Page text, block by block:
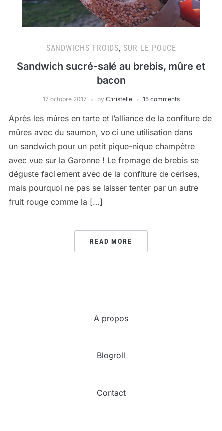
SANDWICHS FROIDS, SUR LE POUCE
Sandwich sucré-salé au brebis, mûre et
bacon
17 octobre 2017 by Christelle 15 comments
Après les mûres en tarte et l’alliance de la confiture de
mûres avec du saumon, voici une utilisation dans
un sandwich pour un petit pique-nique champêtre
avec vue sur la Garonne ! Le fromage de brebis se
déguste facilement avec de la confiture de cerises,
mais pourquoi ne pas se laisser tenter par un autre
fruit rouge comme la […]
READ MORE
A propos
Blogroll
Contact